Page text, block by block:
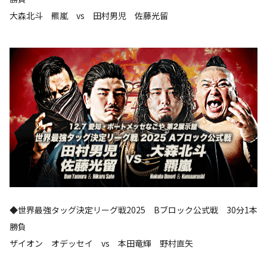
大森北斗 羆嵐 vs 田村男児 佐藤光留
◆世界最強タッグ決定リーグ戦2025 Bブロック公式戦 30分1本
勝負
ザイオン オデッセイ vs 本田竜輝 野村直矢